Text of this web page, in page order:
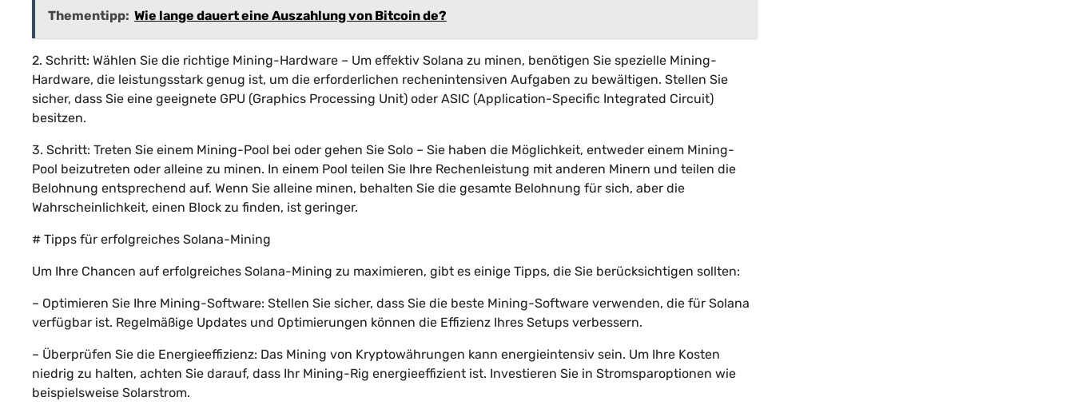
Thementipp: Wie lange dauert eine Auszahlung von Bitcoin de?
2. Schritt: Wählen Sie die richtige Mining-Hardware – Um effektiv Solana zu minen, benötigen Sie spezielle Mining-
Hardware, die leistungsstark genug ist, um die erforderlichen rechenintensiven Aufgaben zu bewältigen. Stellen Sie
sicher, dass Sie eine geeignete GPU (Graphics Processing Unit) oder ASIC (Application-Specific Integrated Circuit)
besitzen.
3. Schritt: Treten Sie einem Mining-Pool bei oder gehen Sie Solo – Sie haben die Möglichkeit, entweder einem Mining-
Pool beizutreten oder alleine zu minen. In einem Pool teilen Sie Ihre Rechenleistung mit anderen Minern und teilen die
Belohnung entsprechend auf. Wenn Sie alleine minen, behalten Sie die gesamte Belohnung für sich, aber die
Wahrscheinlichkeit, einen Block zu finden, ist geringer.
# Tipps für erfolgreiches Solana-Mining
Um Ihre Chancen auf erfolgreiches Solana-Mining zu maximieren, gibt es einige Tipps, die Sie berücksichtigen sollten:
– Optimieren Sie Ihre Mining-Software: Stellen Sie sicher, dass Sie die beste Mining-Software verwenden, die für Solana
verfügbar ist. Regelmäßige Updates und Optimierungen können die Effizienz Ihres Setups verbessern.
– Überprüfen Sie die Energieeffizienz: Das Mining von Kryptowährungen kann energieintensiv sein. Um Ihre Kosten
niedrig zu halten, achten Sie darauf, dass Ihr Mining-Rig energieeffizient ist. Investieren Sie in Stromsparoptionen wie
beispielsweise Solarstrom.